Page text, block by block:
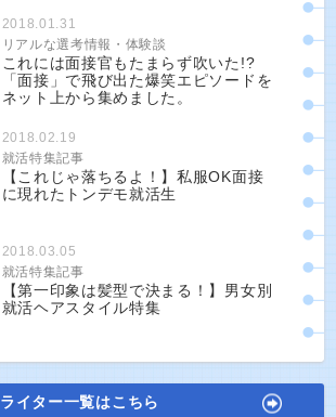
2018.01.31
リアルな選考情報・体験談
これには面接官もたまらず吹いた!?
「面接」で飛び出た爆笑エピソードを
ネット上から集めました。
2018.02.19
就活特集記事
【これじゃ落ちるよ！】私服OK面接
に現れたトンデモ就活生
2018.03.05
就活特集記事
【第一印象は髪型で決まる！】男女別
就活ヘアスタイル特集
ライター一覧はこちら